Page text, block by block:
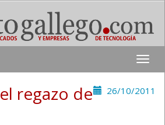
Toggle
26/10/2011
regazo de